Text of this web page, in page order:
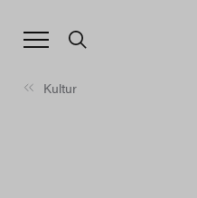
Kultur